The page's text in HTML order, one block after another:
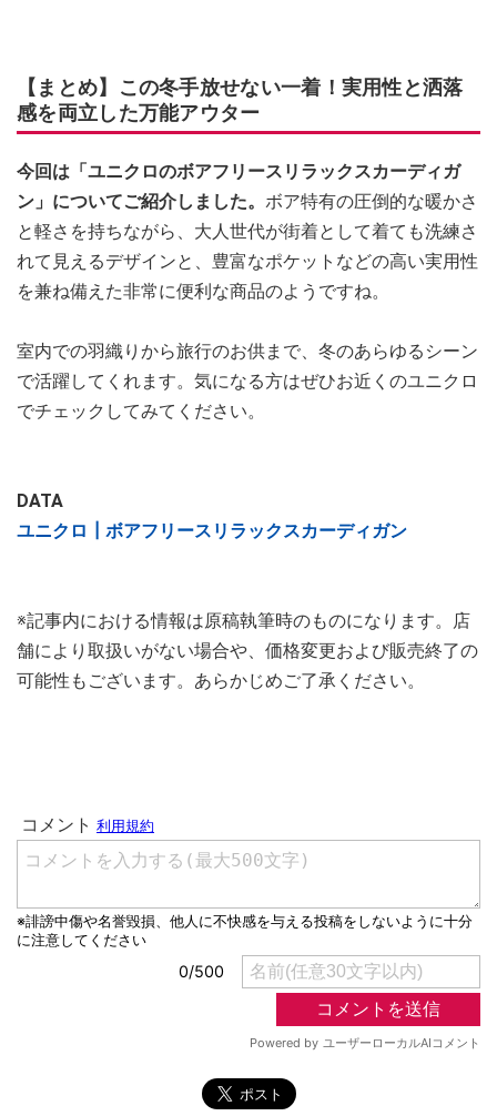
【まとめ】この冬手放せない一着！実用性と洒落
感を両立した万能アウター
今回は「ユニクロのボアフリースリラックスカーディガ
ン」についてご紹介しました。 ボア特有の圧倒的な暖かさ
と軽さを持ちながら、大人世代が街着として着ても洗練さ
れて見えるデザインと、豊富なポケットなどの高い実用性
を兼ね備えた非常に便利な商品のようですね。
室内での羽織りから旅行のお供まで、冬のあらゆるシーン
で活躍してくれます。気になる方はぜひお近くのユニクロ
でチェックしてみてください。
DATA
ユニクロ┃ボアフリースリラックスカーディガン
※記事内における情報は原稿執筆時のものになります。店
舗により取扱いがない場合や、価格変更および販売終了の
可能性もございます。あらかじめご了承ください。